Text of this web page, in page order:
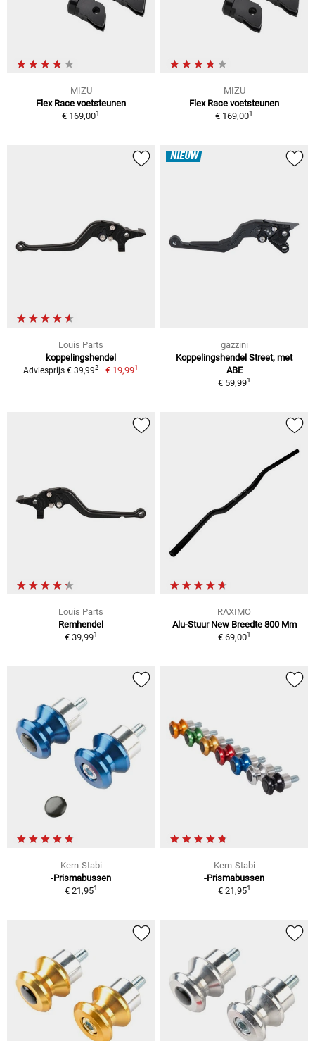
MIZU
Flex Race voetsteunen
€ 169,001
MIZU
Flex Race voetsteunen
€ 169,001
Louis Parts
koppelingshendel
Adviesprijs € 39,992 € 19,991
NIEUW
gazzini
Koppelingshendel Street, met
ABE
€ 59,991
Louis Parts
Remhendel
€ 39,991
RAXIMO
Alu-Stuur New Breedte 800 Mm
€ 69,001
Kern-Stabi
-Prismabussen
€ 21,951
Kern-Stabi
-Prismabussen
€ 21,951